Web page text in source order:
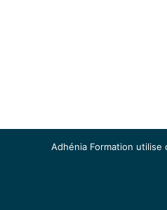
Adhénia Formation